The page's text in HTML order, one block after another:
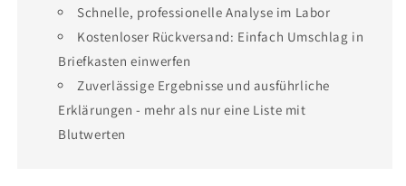
Schnelle, professionelle Analyse im Labor
Kostenloser Rückversand: Einfach Umschlag in
Briefkasten einwerfen
Zuverlässige Ergebnisse und ausführliche
Erklärungen - mehr als nur eine Liste mit
Blutwerten